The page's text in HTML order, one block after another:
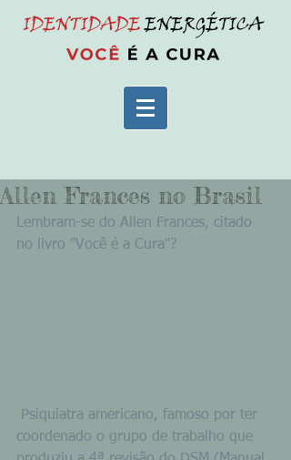
Allen Frances no Brasil
Lembram-se do Allen Frances, citado
no livro "Você é a Cura"?
coordenado o grupo de trabalho que